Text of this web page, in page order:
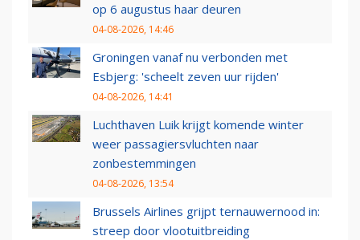
op 6 augustus haar deuren
04-08-2026, 14:46
Groningen vanaf nu verbonden met
Esbjerg: 'scheelt zeven uur rijden'
04-08-2026, 14:41
Luchthaven Luik krijgt komende winter
weer passagiersvluchten naar
zonbestemmingen
04-08-2026, 13:54
Brussels Airlines grijpt ternauwernood in:
streep door vlootuitbreiding